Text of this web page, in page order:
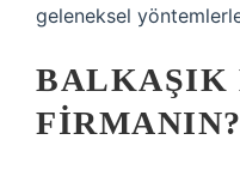
geleneksel
BALKAŞIK
FIRMANIN?